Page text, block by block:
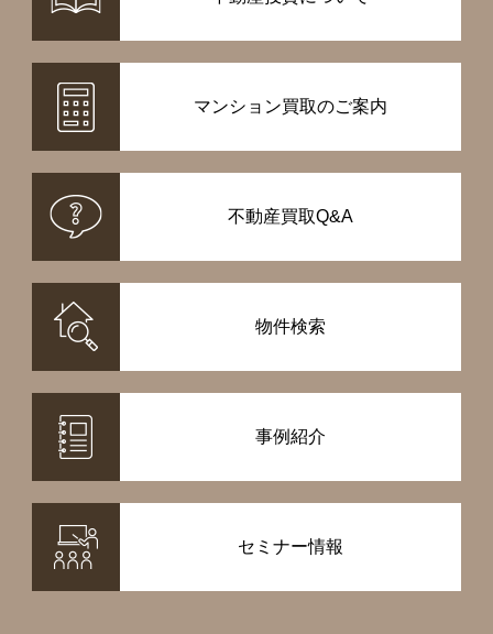
マンション買取のご案内
不動産買取Q&A
物件検索
事例紹介
セミナー情報